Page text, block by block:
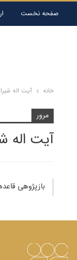
صفحه نخست
خانه آیت اله
مرور
آیت اله
بازپژوهی